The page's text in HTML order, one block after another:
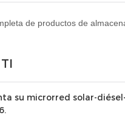
su microrred solar-